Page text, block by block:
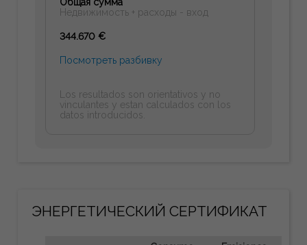
Недвижимость + расходы - вход
344.670 €
Посмотреть разбивку
Los resultados son orientativos y no
vinculantes y estan calculados con los
datos introducidos.
ЭНЕРГЕТИЧЕСКИЙ СЕРТИФИКАТ